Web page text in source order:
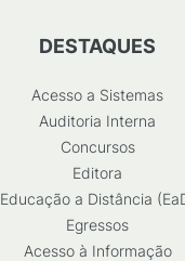
DESTAQUES
Acesso a Sistemas
Auditoria Interna
Concursos
Editora
Educação a Distância
Egressos
Acesso à Informação